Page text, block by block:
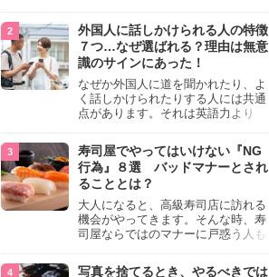
わいが異なり、いろいろと楽しめる
料理ですが、鶏肉は加熱した後でも
うっすらピンク色の部分が大丈夫な
のと気になるときがあります。この
記事では生焼けか火が通っているの
かを確認する方法や、鶏肉を調理す
るときの注意点を紹介しますので、
参考にしてみてくださいね。
外国人に話しかけられる人の特徴
７つ…なぜ選ばれる？理由は無意
識のサインにあった！
なぜか外国人に道を聞かれたり、よ
く話しかけられたりする人には共通
点があります。それは英語力より
けても大丈夫」というサインが関係
しています。よく選ばれる人の特徴
や、英語が苦手でも焦らない対処
法、自分を守るための注意点を詳し
く解説します。
寿司屋でやってはいけない『NG
行為』８選 バッドマナーとされ
ることとは？
大人になると、高級寿司店に訪れる
機会がやってきます。そんな時、寿
司屋ならではのマナーに戸惑う人も
らためて寿司屋でやってはいけない
写真を捨てるとき、やるべきでは